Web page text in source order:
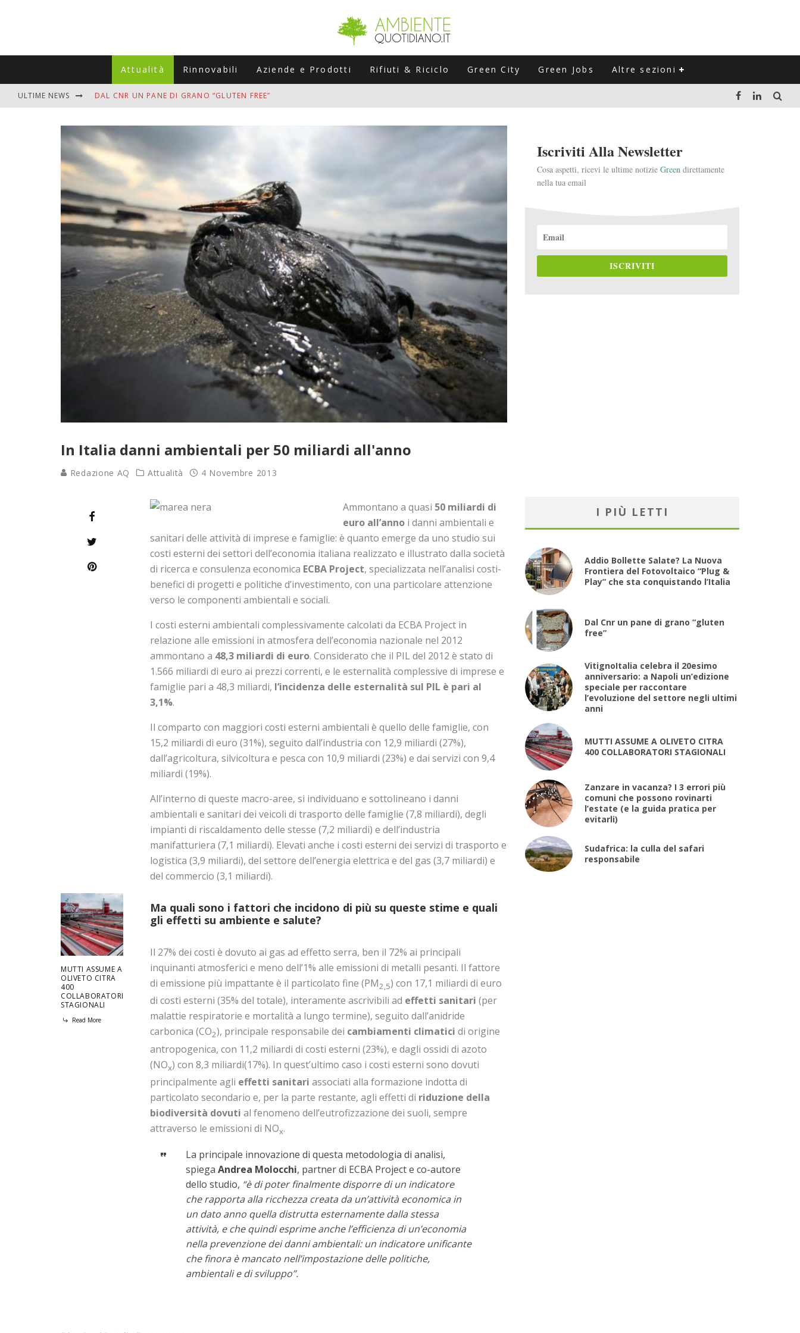
Attualità Rinnovabili Aziende e Prodotti Rifiuti & Riciclo Green City Green Jobs Altre sezioni
ULTIME NEWS DAL CNR UN PANE DI GRANO “GLUTEN FREE”
MUTTI ASSUME A OLIVETO CITRA 400 COLLABORATORI STAGIONALI
ZANZARE IN VACANZA? I 3 ERRORI PIÙ COMUNI CHE POSSONO ROVINARTI L’ESTATE (E LA GUIDA PRATICA PER EVITARLI)
ADDIO BOLLETTE SALATE? LA NUOVA FRONTIERA DEL FOTOVOLTAICO "PLUG & PLAY" CHE STA CONQUISTANDO L'ITALIA
In Italia danni ambientali per 50 miliardi all'anno
Redazione AQ Attualità 4 Novembre 2013
MUTTI ASSUME A
OLIVETO CITRA
400
COLLABORATORI
STAGIONALI
Read More
Ammontano a quasi 50 miliardi di
euro all’anno i danni ambientali e
sanitari delle attività di imprese e famiglie: è quanto emerge da uno studio sui
costi esterni dei settori dell’economia italiana realizzato e illustrato dalla società
di ricerca e consulenza economica ECBA Project, specializzata nell’analisi costi-
benefici di progetti e politiche d’investimento, con una particolare attenzione
verso le componenti ambientali e sociali.
I costi esterni ambientali complessivamente calcolati da ECBA Project in
relazione alle emissioni in atmosfera dell’economia nazionale nel 2012
ammontano a 48,3 miliardi di euro. Considerato che il PIL del 2012 è stato di
1.566 miliardi di euro ai prezzi correnti, e le esternalità complessive di imprese e
famiglie pari a 48,3 miliardi, l’incidenza delle esternalità sul PIL è pari al
3,1%.
Il comparto con maggiori costi esterni ambientali è quello delle famiglie, con
15,2 miliardi di euro (31%), seguito dall’industria con 12,9 miliardi (27%),
dall’agricoltura, silvicoltura e pesca con 10,9 miliardi (23%) e dai servizi con 9,4
miliardi (19%).
All’interno di queste macro-aree, si individuano e sottolineano i danni
ambientali e sanitari dei veicoli di trasporto delle famiglie (7,8 miliardi), degli
impianti di riscaldamento delle stesse (7,2 miliardi) e dell’industria
manifatturiera (7,1 miliardi). Elevati anche i costi esterni dei servizi di trasporto e
logistica (3,9 miliardi), del settore dell’energia elettrica e del gas (3,7 miliardi) e
del commercio (3,1 miliardi).
Ma quali sono i fattori che incidono di più su queste stime e quali
gli effetti su ambiente e salute?
Il 27% dei costi è dovuto ai gas ad effetto serra, ben il 72% ai principali
inquinanti atmosferici e meno dell’1% alle emissioni di metalli pesanti. Il fattore
di emissione più impattante è il particolato fine (PM2,5) con 17,1 miliardi di euro
di costi esterni (35% del totale), interamente ascrivibili ad effetti sanitari (per
malattie respiratorie e mortalità a lungo termine), seguito dall’anidride
carbonica (CO2), principale responsabile dei cambiamenti climatici di origine
antropogenica, con 11,2 miliardi di costi esterni (23%), e dagli ossidi di azoto
(NOx) con 8,3 miliardi(17%). In quest’ultimo caso i costi esterni sono dovuti
principalmente agli effetti sanitari associati alla formazione indotta di
particolato secondario e, per la parte restante, agli effetti di riduzione della
biodiversità dovuti al fenomeno dell’eutrofizzazione dei suoli, sempre
attraverso le emissioni di NOx.
La principale innovazione di questa metodologia di analisi,
spiega Andrea Molocchi, partner di ECBA Project e co-autore
dello studio, “è di poter finalmente disporre di un indicatore
che rapporta alla ricchezza creata da un’attività economica in
un dato anno quella distrutta esternamente dalla stessa
attività, e che quindi esprime anche l’efficienza di un’economia
nella prevenzione dei danni ambientali: un indicatore unificante
che finora è mancato nell’impostazione delle politiche,
ambientali e di sviluppo”.
Iscriviti Alla Newsletter
Cosa aspetti, ricevi le ultime notizie Green direttamente
nella tua email
ISCRIVITI
I PIÙ LETTI
Addio Bollette Salate? La Nuova
Frontiera del Fotovoltaico “Plug &
Play” che sta conquistando l’Italia
Dal Cnr un pane di grano “gluten
free”
VitignoItalia celebra il 20esimo
anniversario: a Napoli un’edizione
speciale per raccontare
l’evoluzione del settore negli ultimi
anni
MUTTI ASSUME A OLIVETO CITRA
400 COLLABORATORI STAGIONALI
Zanzare in vacanza? I 3 errori più
comuni che possono rovinarti
l’estate (e la guida pratica per
evitarli)
Sudafrica: la culla del safari
responsabile